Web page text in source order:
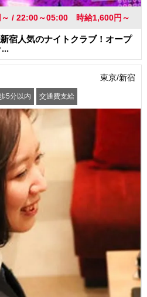
/ 22:00～05:00 時給1,600円～
宿人気のナイトクラブ！オープ
東京/新宿
5分以内 交通費支給